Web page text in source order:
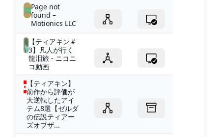
Page not
found –
Motionics LLC
【ティアキン＃
3】凡人が行く
龍泪旅 - ニコニ
コ動画
【ティアキン】
前作から評価が
大逆転したアイ
テム8選【ゼルダ
の伝説ティアー
ズオブザ...